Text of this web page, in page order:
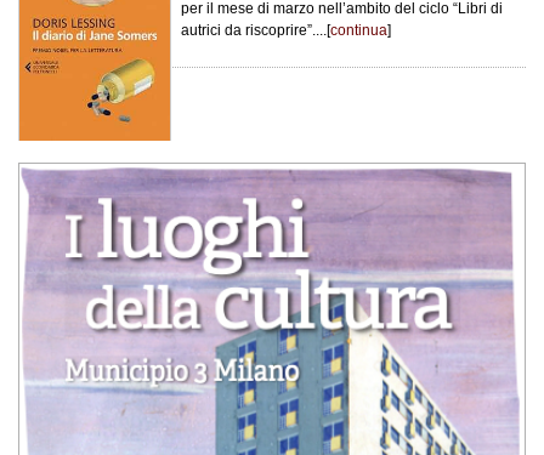
per il mese di marzo nell’ambito del ciclo “Libri di
autrici da riscoprire”....[continua]